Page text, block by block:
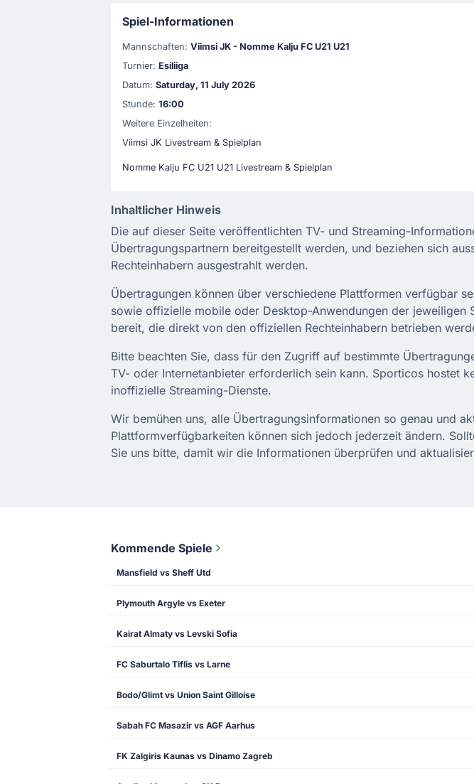
Spiel-Informationen
Mannschaften: Viimsi JK - Nomme Kalju FC U21 U21
Turnier: Esiliiga
Datum: Saturday, 11 July 2026
Stunde: 16:00
Weitere Einzelheiten:
Viimsi JK Livestream & Spielplan
Nomme Kalju FC U21 U21 Livestream & Spielplan
Inhaltlicher Hinweis
Die auf dieser Seite veröffentlichten TV- und Streaming-
Übertragungspartnern bereitgestellt werden, und beziehen sich
Rechteinhabern ausgestrahlt werden.
Übertragungen können über verschiedene Plattformen verfügbar
sowie offizielle mobile oder Desktop-Anwendungen der
bereit, die direkt von den offiziellen Rechteinhabern betrieben
Bitte beachten Sie, dass für den Zugriff auf bestimmte
TV- oder Internetanbieter erforderlich sein kann. Sporticos hostet
inoffizielle Streaming-Dienste.
Wir bemühen uns, alle Übertragungsinformationen so genau und
Plattformverfügbarkeiten können sich jedoch jederzeit ändern.
Sie uns bitte, damit wir die Informationen überprüfen und
Kommende Spiele
Mansfield vs Sheff Utd
Plymouth Argyle vs Exeter
Kairat Almaty vs Levski Sofia
FC Saburtalo Tiflis vs Larne
Bodo/Glimt vs Union Saint Gilloise
Sabah FC Masazir vs AGF Aarhus
FK Zalgiris Kaunas vs Dinamo Zagreb